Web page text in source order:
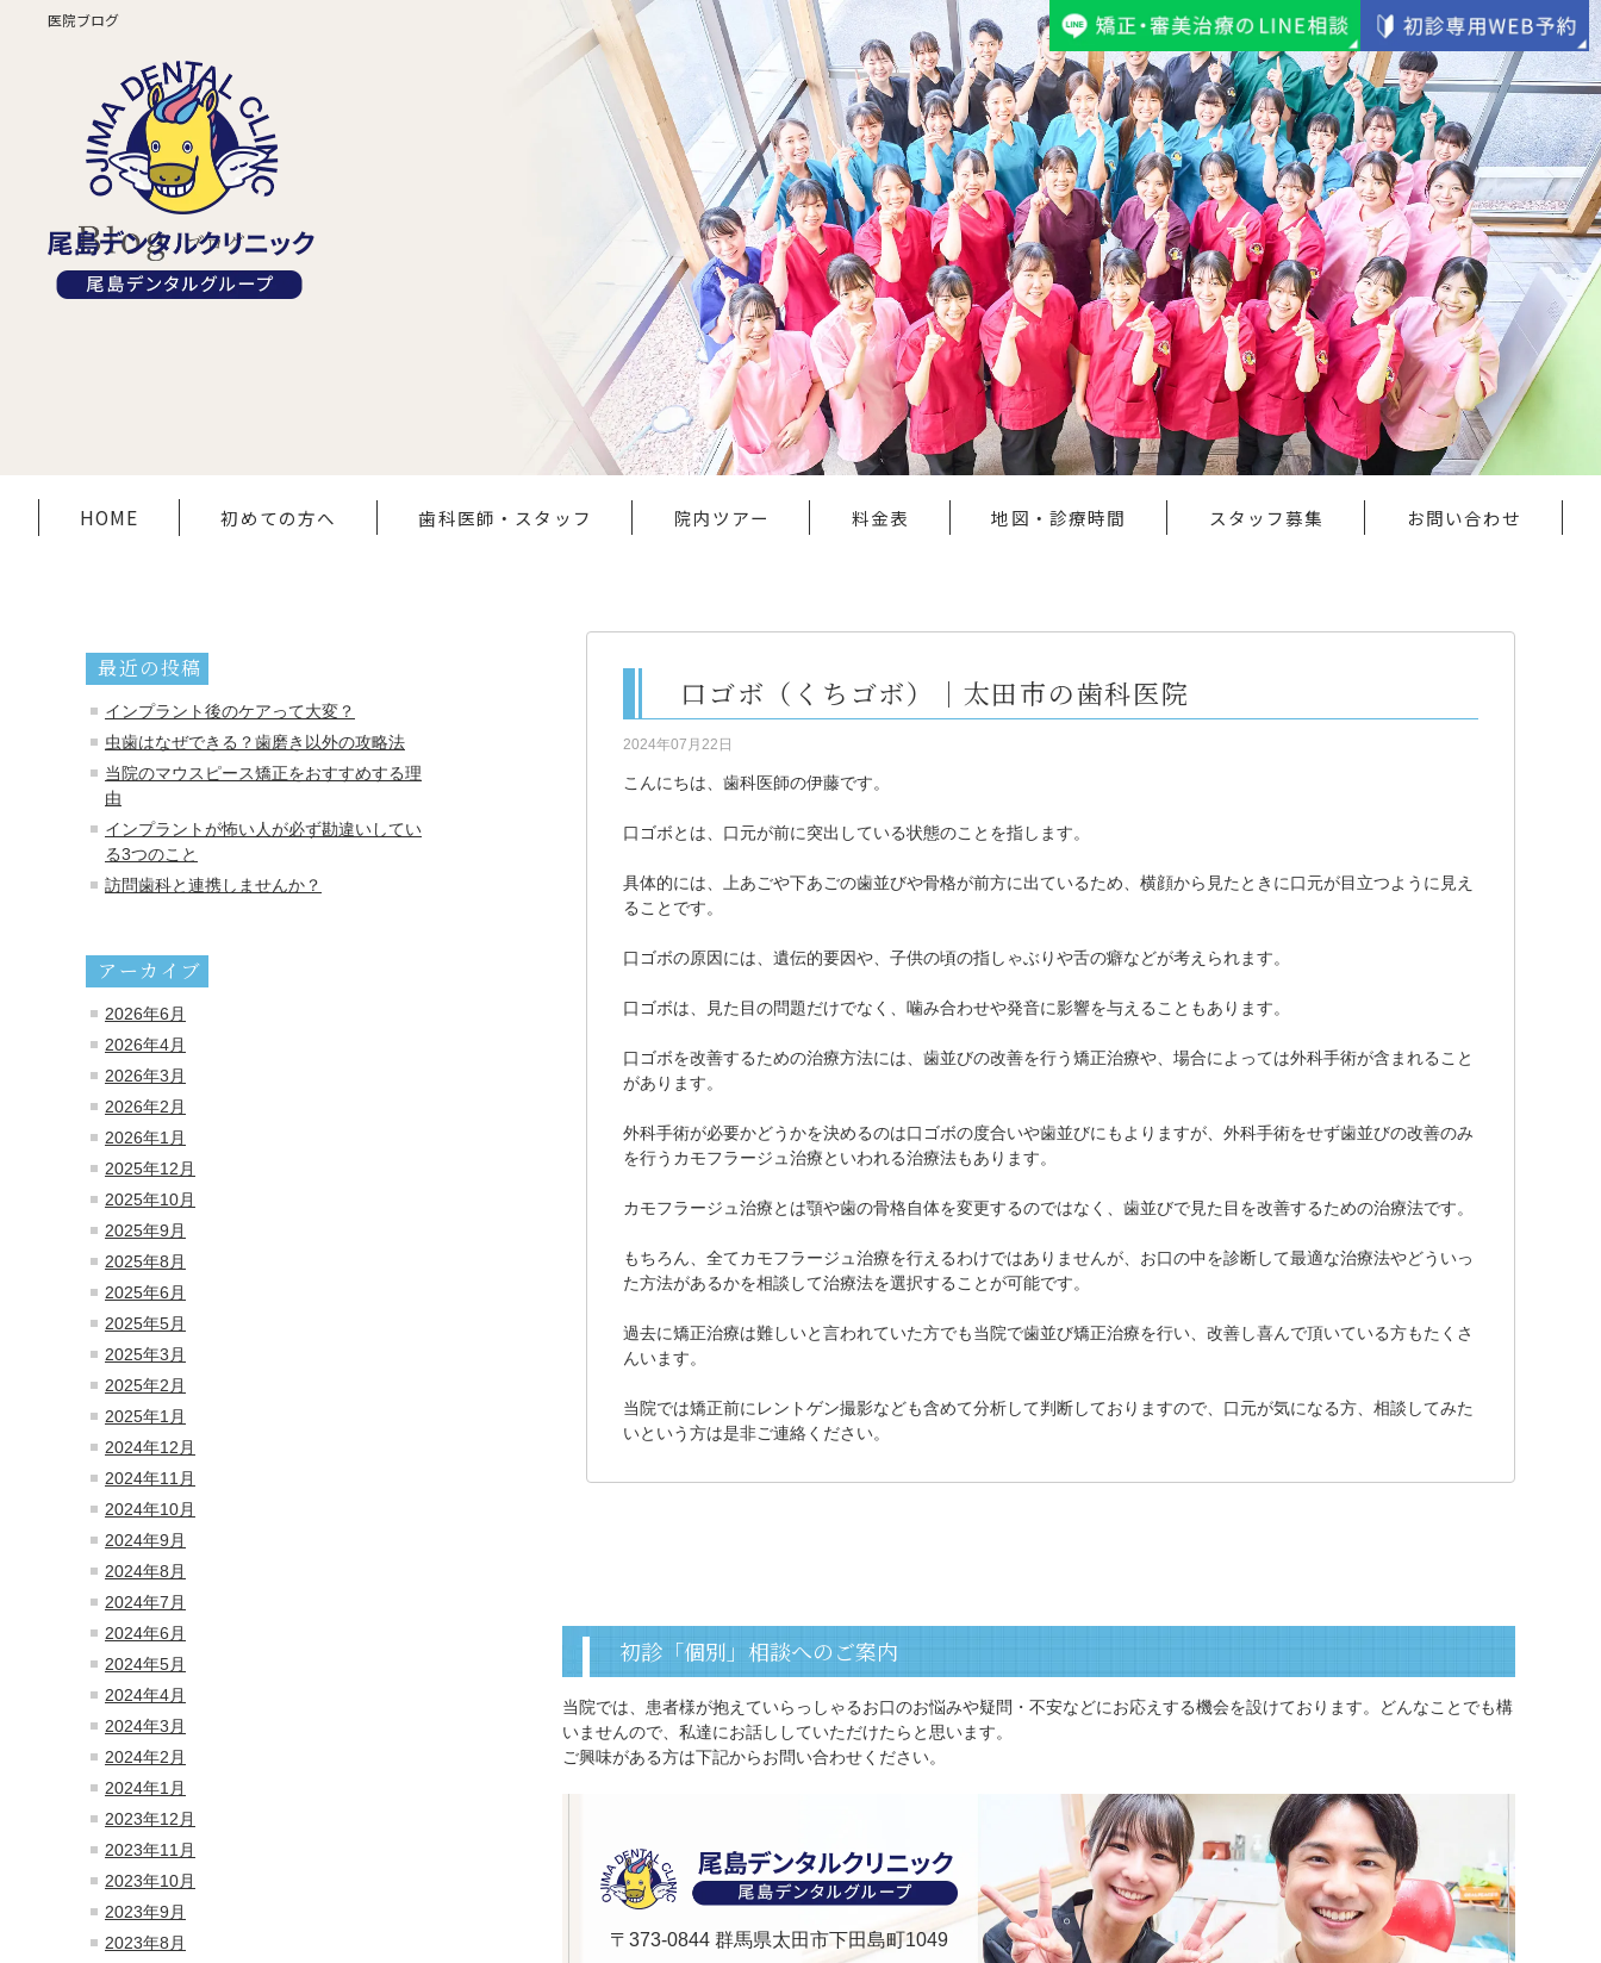
医院ブログ
HOME 初めての方へ 歯科医師・スタッフ 院内ツアー 料金表 地図・診療時間 スタッフ募集 お問い合わせ
最近の投稿
インプラント後のケアって大変？
虫歯はなぜできる？歯磨き以外の攻略法
当院のマウスピース矯正をおすすめする理
由
インプラントが怖い人が必ず勘違いしてい
る3つのこと
訪問歯科と連携しませんか？
アーカイブ
2026年6月
2026年4月
2026年3月
2026年2月
2026年1月
2025年12月
2025年10月
2025年9月
2025年8月
2025年6月
2025年5月
2025年3月
2025年2月
2025年1月
2024年12月
2024年11月
2024年10月
2024年9月
2024年8月
2024年7月
2024年6月
2024年5月
2024年4月
2024年3月
2024年2月
2024年1月
2023年12月
2023年11月
2023年10月
2023年9月
2023年8月
口ゴボ（くちゴボ）｜太田市の歯科医院
2024年07月22日
こんにちは、歯科医師の伊藤です。
口ゴボとは、口元が前に突出している状態のことを指します。
具体的には、上あごや下あごの歯並びや骨格が前方に出ているため、横顔から見たときに口元が目立つように見え
ることです。
口ゴボの原因には、遺伝的要因や、子供の頃の指しゃぶりや舌の癖などが考えられます。
口ゴボは、見た目の問題だけでなく、噛み合わせや発音に影響を与えることもあります。
口ゴボを改善するための治療方法には、歯並びの改善を行う矯正治療や、場合によっては外科手術が含まれること
があります。
外科手術が必要かどうかを決めるのは口ゴボの度合いや歯並びにもよりますが、外科手術をせず歯並びの改善のみ
を行うカモフラージュ治療といわれる治療法もあります。
カモフラージュ治療とは顎や歯の骨格自体を変更するのではなく、歯並びで見た目を改善するための治療法です。
もちろん、全てカモフラージュ治療を行えるわけではありませんが、お口の中を診断して最適な治療法やどういっ
た方法があるかを相談して治療法を選択することが可能です。
過去に矯正治療は難しいと言われていた方でも当院で歯並び矯正治療を行い、改善し喜んで頂いている方もたくさ
んいます。
当院では矯正前にレントゲン撮影なども含めて分析して判断しておりますので、口元が気になる方、相談してみた
いという方は是非ご連絡ください。
初診「個別」相談へのご案内
当院では、患者様が抱えていらっしゃるお口のお悩みや疑問・不安などにお応えする機会を設けております。どんなことでも構
いませんので、私達にお話ししていただけたらと思います。
ご興味がある方は下記からお問い合わせください。
〒373-0844 群馬県太田市下田島町1049